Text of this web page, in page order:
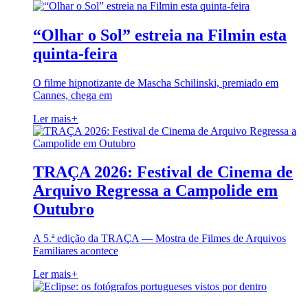
“Olhar o Sol” estreia na Filmin esta
quinta-feira
O filme hipnotizante de Mascha Schilinski, premiado em
Cannes, chega em
Ler mais+
TRAÇA 2026: Festival de Cinema de
Arquivo Regressa a Campolide em
Outubro
A 5.ª edição da TRAÇA — Mostra de Filmes de Arquivos
Familiares acontece
Ler mais+